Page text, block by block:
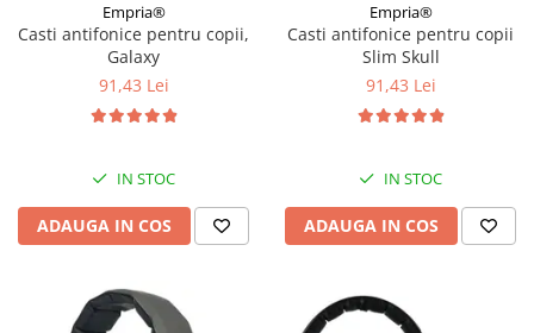
Empria®
Casti antifonice pentru copii,
Galaxy
91,43 Lei
IN STOC
ADAUGA IN COS
Empria®
Casti antifonice pentru copii
Slim Skull
91,43 Lei
IN STOC
ADAUGA IN COS